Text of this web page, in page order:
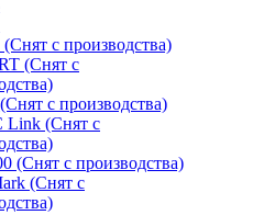
с производства)
(Снят с
с производства)
Link (Снят с
(Снят с производства)
(Снят с